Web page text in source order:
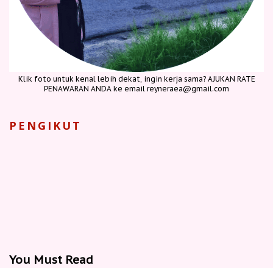
Klik foto untuk kenal lebih dekat, ingin kerja sama? AJUKAN RATE
PENAWARAN ANDA ke email reyneraea@gmail.com
PENGIKUT
You Must Read